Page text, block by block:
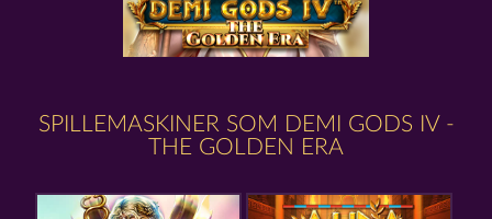
SPILLEMASKINER SOM DEMI GODS IV -
THE GOLDEN ERA